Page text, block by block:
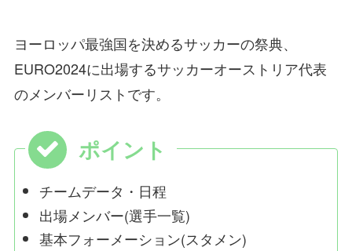
ヨーロッパ最強国を決めるサッカーの祭典、
EURO2024に出場するサッカーオーストリア代表
のメンバーリストです。
チームデータ・日程
出場メンバー(選手一覧)
基本フォーメーション(スタメン)